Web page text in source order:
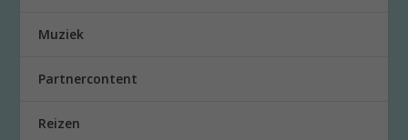
Muziek
Partnercontent
Reizen